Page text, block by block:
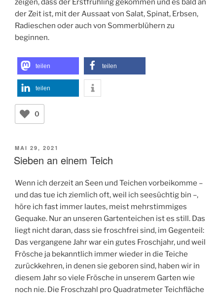
zeigen, dass der Erstfrühling gekommen und es bald an
der Zeit ist, mit der Aussaat von Salat, Spinat, Erbsen,
Radieschen oder auch von Sommerblühern zu
beginnen.
teilen teilen
teilen
0
VERÖFFENTLICHT
AM
MAI 29, 2021
Sieben an einem Teich
Wenn ich derzeit an Seen und Teichen vorbeikomme –
und das tue ich ziemlich oft, weil ich seesüchtig bin –,
höre ich fast immer lautes, meist mehrstimmiges
Gequake. Nur an unseren Gartenteichen ist es still. Das
liegt nicht daran, dass sie froschfrei sind, im Gegenteil:
Das vergangene Jahr war ein gutes Froschjahr, und weil
Frösche ja bekanntlich immer wieder in die Teiche
zurückkehren, in denen sie geboren sind, haben wir in
diesem Jahr so viele Frösche in unserem Garten wie
noch nie. Die Froschzahl pro Quadratmeter Teichfläche